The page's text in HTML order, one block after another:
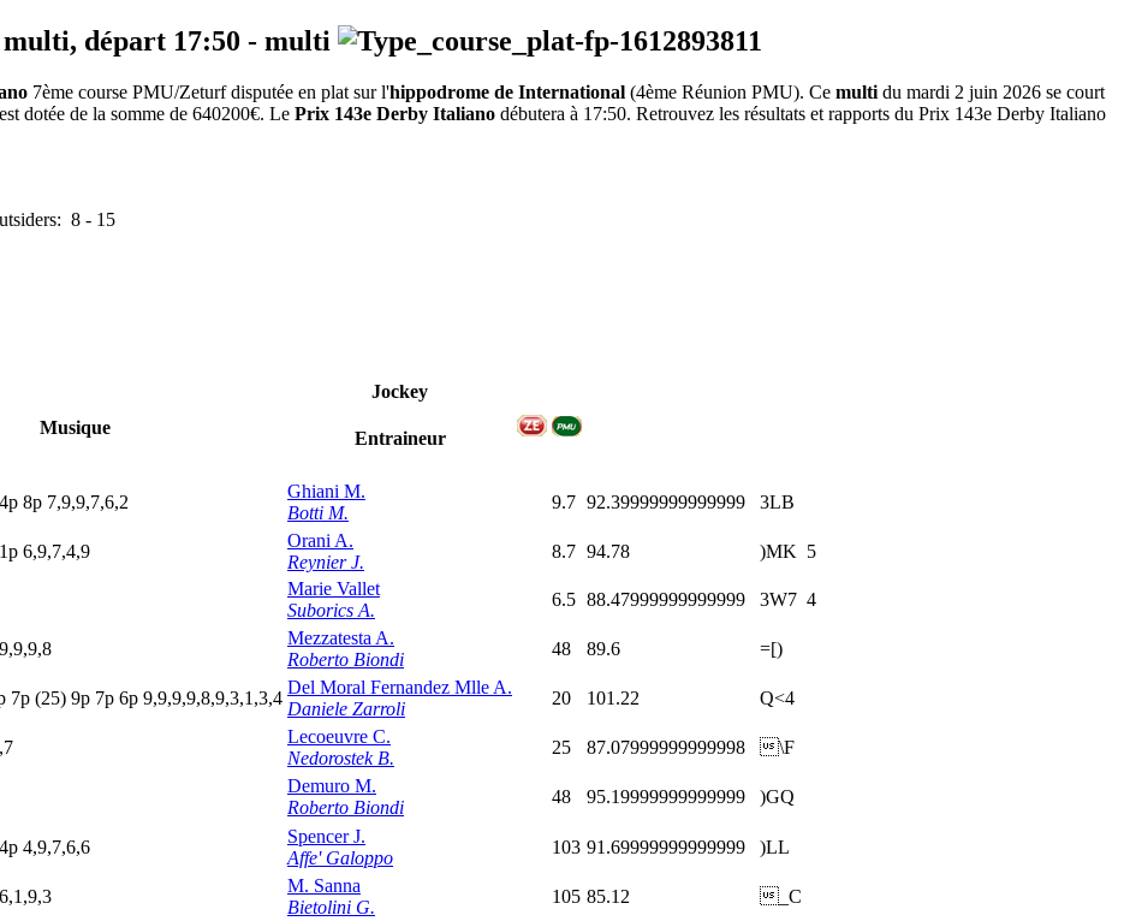
multi, départ 17:50 - multi
7ème course PMU/Zeturf disputée en plat sur l'hippodrome de International (4ème Réunion PMU). Ce multi du mardi 2 juin 2026 se court
dotée de la somme de 640200€. Le Prix 143e Derby Italiano débutera à 17:50. Retrouvez les résultats et rapports du Prix 143e Derby Italiano
8 - 15
Musique
Jockey
Entraineur
4p 8p 7,9,9,7,6,2
Ghiani M.
Botti M.
9.7 92.39999999999999 3LB
1p 6,9,7,4,9
Orani A.
Reynier J.
8.7 94.78 )MK 5
Marie Vallet
Suborics A.
6.5 88.47999999999999 3W7 4
9,9,9,8
Mezzatesta A.
Roberto Biondi
48 89.6 =[)
7p (25) 9p 7p 6p 9,9,9,9,8,9,3,1,3,4
Del Moral Fernandez Mlle A.
Daniele Zarroli
20 101.22 Q<4
Lecoeuvre C.
Nedorostek B.
25 87.07999999999998 \F
Demuro M.
Roberto Biondi
48 95.19999999999999 )GQ
4p 4,9,7,6,6
Spencer J.
Affe' Galoppo
103 91.69999999999999 )LL
6,1,9,3
M. Sanna
Bietolini G.
105 85.12 _C